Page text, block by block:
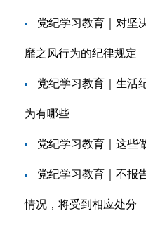
党纪学习教育｜对坚
靡之风行为的纪律规定
党纪学习教育｜生活
为有哪些
党纪学习教育｜这些
党纪学习教育｜不报
情况，将受到相应处分